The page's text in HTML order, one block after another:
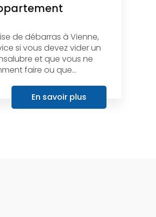
de débarras à Vienne,
si vous devez vider un
et que vous ne
faire ou que...
En savoir plus